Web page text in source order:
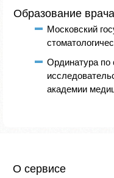
Образование врача
Московский
Ординатура по
академии
О сервисе